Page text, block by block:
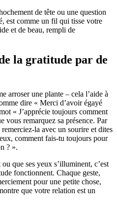
de tête ou une question
est comme un fil qui tisse votre
et de beau, rempli de
la gratitude par de
arroser une plante – cela l’aide à
dire « Merci d’avoir égayé
« J’apprécie toujours comment
vous remarquez sa présence. Par
la avec un sourire et dites
comment fais-tu toujours pour
? ».
que ses yeux s’illuminent, c’est
fonctionnent. Chaque geste,
pour une petite chose,
que votre relation est un